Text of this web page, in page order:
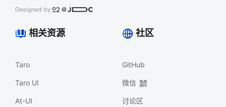
相关资源
Taro
Taro UI
At-UI
社区
GitHub
微信
讨论区